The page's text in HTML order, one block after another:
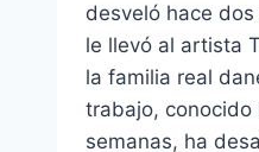
desveló hace
le llevó al artista
la familia real
trabajo, conocido
semanas, ha